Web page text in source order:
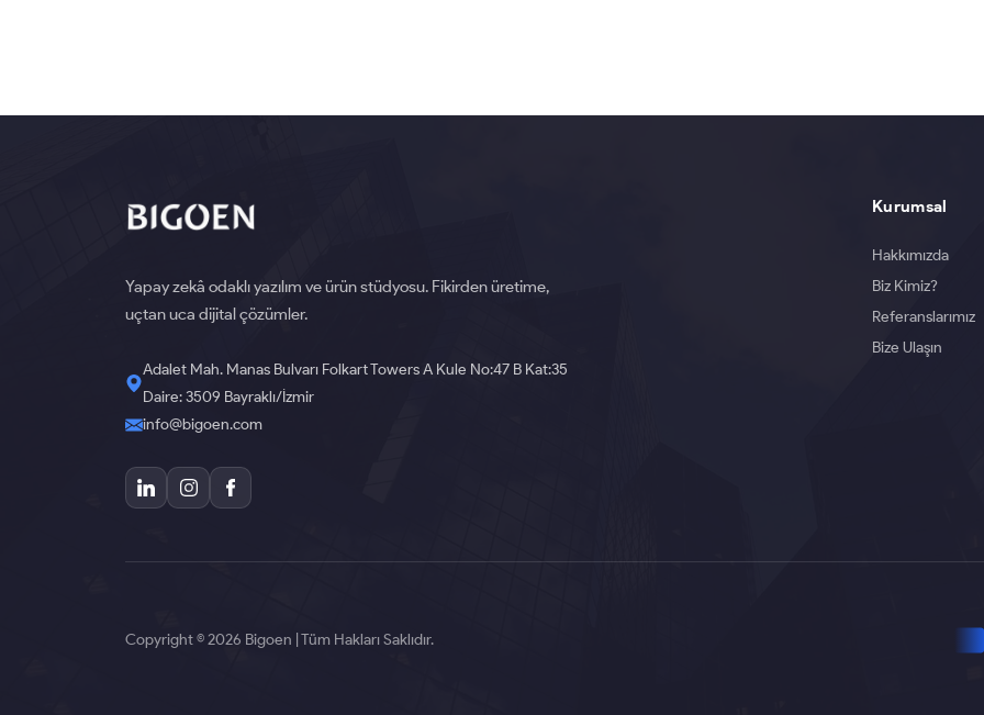
Yapay zekâ odaklı yazılım ve ürün stüdyosu. Fikirden üretime,
uçtan uca dijital çözümler.
Adalet Mah. Manas Bulvarı Folkart Towers A Kule No:47 B Kat:35
Daire: 3509 Bayraklı/İzmir
info@bigoen.com
Kurumsal
Hakkımızda
Biz Kimiz?
Referanslarımız
Bize Ulaşın
Copyright © 2026 Bigoen | Tüm Hakları Saklıdır.